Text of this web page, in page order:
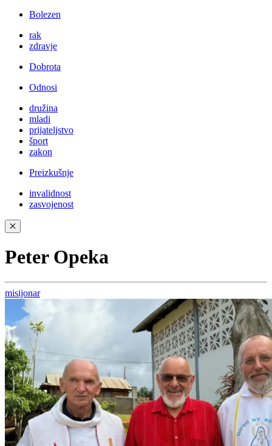
Bolezen
rak
zdravje
Dobrota
Odnosi
družina
mladi
prijateljstvo
šport
zakon
Preizkušnje
invalidnost
zasvojenost
✕
Peter Opeka
misijonar